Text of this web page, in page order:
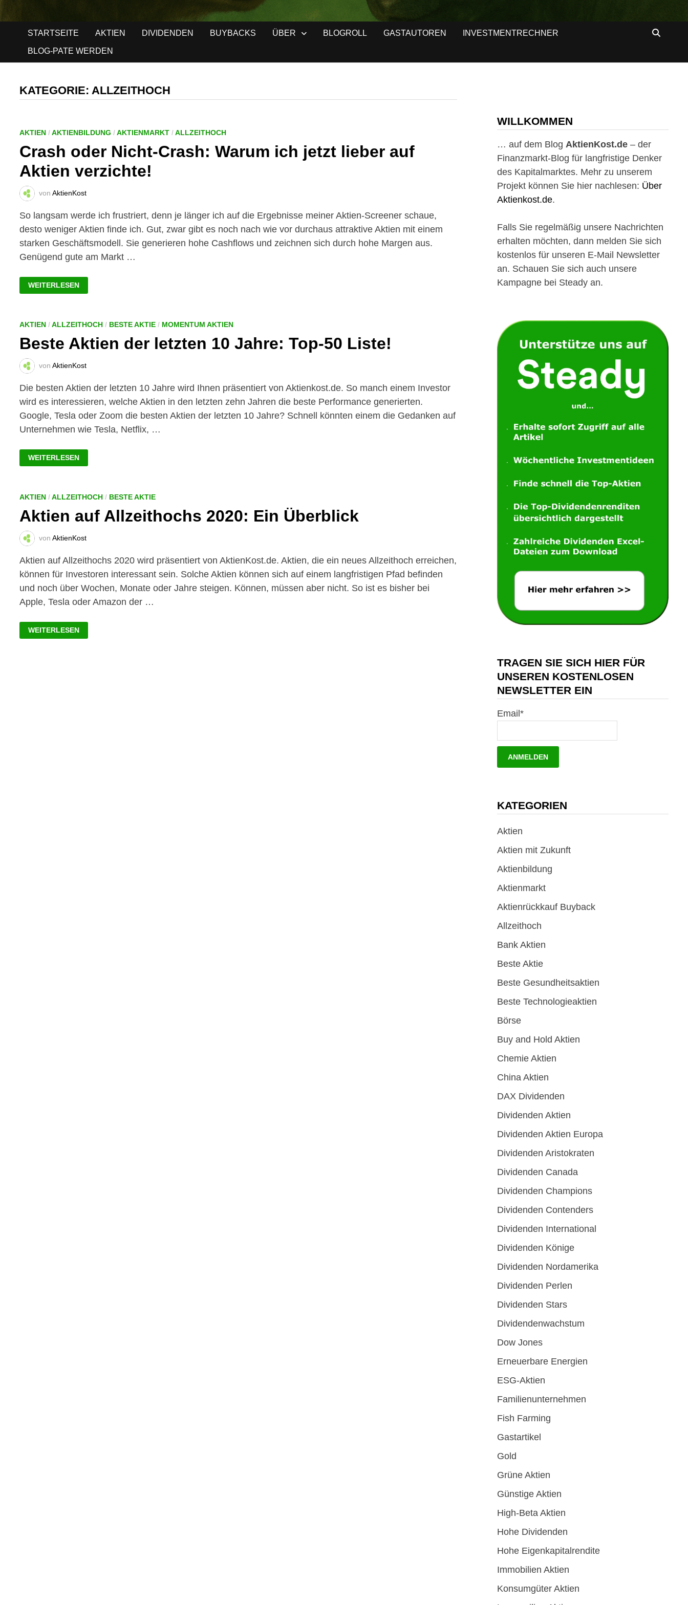
STARTSEITE AKTIEN DIVIDENDEN BUYBACKS ÜBER BLOGROLL GASTAUTOREN INVESTMENTRECHNER
BLOG-PATE WERDEN
KATEGORIE:ALLZEITHOCH
AKTIEN /AKTIENBILDUNG /AKTIENMARKT /ALLZEITHOCH
Crash oder Nicht-Crash: Warum ich jetzt lieber auf
Aktien verzichte!
vonAktienKost
So langsam werde ich frustriert, denn je länger ich auf die Ergebnisse meiner Aktien-Screener schaue,
desto weniger Aktien finde ich. Gut, zwar gibt es noch nach wie vor durchaus attraktive Aktien mit einem
starken Geschäftsmodell. Sie generieren hohe Cashflows und zeichnen sich durch hohe Margen aus.
Genügend gute am Markt …
CRASH
ODER
NICHT-
JETZT
AUF
AKTIEN
WEITERLESEN
AKTIEN /ALLZEITHOCH / BESTE AKTIE / MOMENTUM AKTIEN
Beste Aktien der letzten 10 Jahre: Top-50 Liste!
vonAktienKost
Die besten Aktien der letzten 10 Jahre wird Ihnen präsentiert von Aktienkost.de. So manch einem Investor
wird es interessieren, welche Aktien in den letzten zehn Jahren die beste Performance generierten.
Google, Tesla oder Zoom die besten Aktien der letzten 10 Jahre? Schnell könnten einem die Gedanken auf
Unternehmen wie Tesla, Netflix, …
BESTE
AKTIEN
DER
TOP-
LISTE!
WEITERLESEN
AKTIEN /ALLZEITHOCH / BESTE AKTIE
Aktien auf Allzeithochs 2020: Ein Überblick
vonAktienKost
Aktien auf Allzeithochs 2020 wird präsentiert von AktienKost.de. Aktien, die ein neues Allzeithoch erreichen,
können für Investoren interessant sein. Solche Aktien können sich auf einem langfristigen Pfad befinden
und noch über Wochen, Monate oder Jahre steigen. Können, müssen aber nicht. So ist es bisher bei
Apple, Tesla oder Amazon der …
AKTIEN
AUF
ALLZEITHOCHS
WEITERLESEN
WILLKOMMEN
… auf dem Blog AktienKost.de– der
Finanzmarkt-Blog für langfristige Denker
des Kapitalmarktes. Mehr zu unserem
Projekt können Sie hier nachlesen: Über
Aktienkost.de.
Falls Sie regelmäßig unsere Nachrichten
erhalten möchten, dann melden Sie sich
kostenlos für unseren E-Mail Newsletter
an. Schauen Sie sich auch unsere
Kampagne bei Steady an.
TRAGEN SIE SICH HIER FÜR
UNSEREN KOSTENLOSEN
NEWSLETTER EIN
Email*
KATEGORIEN
Aktien
Aktien mit Zukunft
Aktienbildung
Aktienmarkt
Aktienrückkauf Buyback
Allzeithoch
Bank Aktien
Beste Aktie
Beste Gesundheitsaktien
Beste Technologieaktien
Börse
Buy and Hold Aktien
Chemie Aktien
China Aktien
DAX Dividenden
Dividenden Aktien
Dividenden Aktien Europa
Dividenden Aristokraten
Dividenden Canada
Dividenden Champions
Dividenden Contenders
Dividenden International
Dividenden Könige
Dividenden Nordamerika
Dividenden Perlen
Dividenden Stars
Dividendenwachstum
Dow Jones
Erneuerbare Energien
ESG-Aktien
Familienunternehmen
Fish Farming
Gastartikel
Gold
Grüne Aktien
Günstige Aktien
High-Beta Aktien
Hohe Dividenden
Hohe Eigenkapitalrendite
Immobilien Aktien
Konsumgüter Aktien